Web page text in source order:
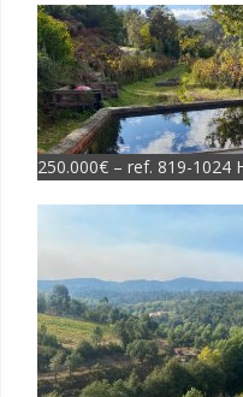
250.000€ – ref. 819-1024